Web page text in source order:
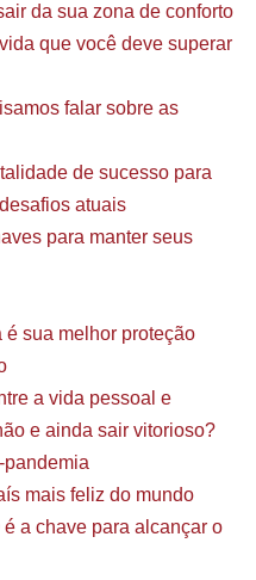
da sua zona de conforto
que você deve superar
falar sobre as
de sucesso para
atuais
para manter seus
é sua melhor proteção
a vida pessoal e
e ainda sair vitorioso?
pandemia
mais feliz do mundo
a chave para alcançar o